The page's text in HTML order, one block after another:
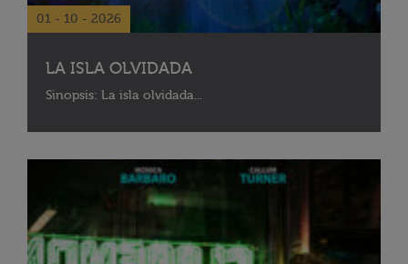
01 - 10 - 2026
LA ISLA OLVIDADA
Sinopsis: La isla olvidada...